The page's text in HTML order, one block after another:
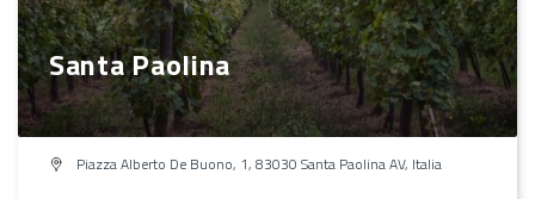
Santa Paolina
Piazza Alberto De Buono, 1, 83030 Santa Paolina AV, Italia